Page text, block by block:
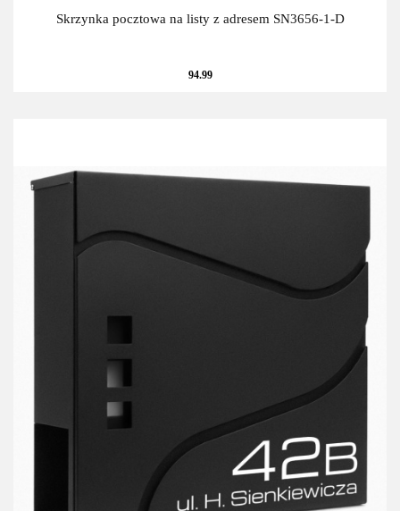
Skrzynka pocztowa na listy z adresem SN3656-1-D
94.99